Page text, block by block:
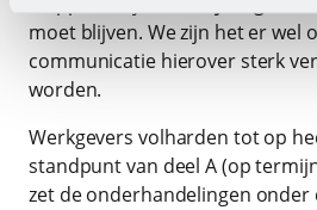
moet blijven. We zijn het er wel
communicatie hierover sterk
worden.
Werkgevers volharden tot op
standpunt van deel A (op
zet de onderhandelingen onder